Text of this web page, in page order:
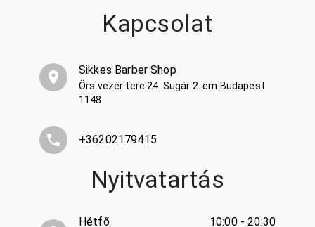
Kapcsolat
Sikkes Barber Shop
Örs vezér tere 24. Sugár 2. em Budapest
1148
+36202179415
Nyitvatartás
Hétfő 10:00 - 20:30